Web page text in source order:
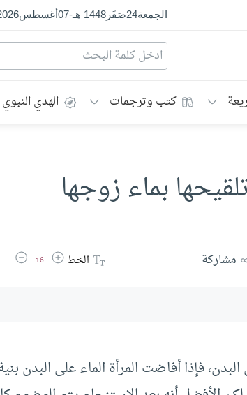
الجمعة24صَفَر1448 هـ -
07أغسطس
كتب وترجمات الهدي النبوي
بماء زوجها
مشاركة الخطزيادة حجم الخط
16 تقليل
فإذا أفاضت المرأة الماء على